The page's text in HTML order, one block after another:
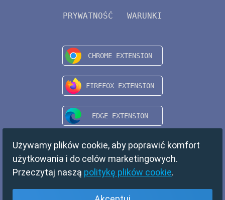
PRYWATNOŚĆ WARUNKI
Używamy plików cookie, aby poprawić komfort
użytkowania i do celów marketingowych.
Przeczytaj naszą politykę plików cookie.